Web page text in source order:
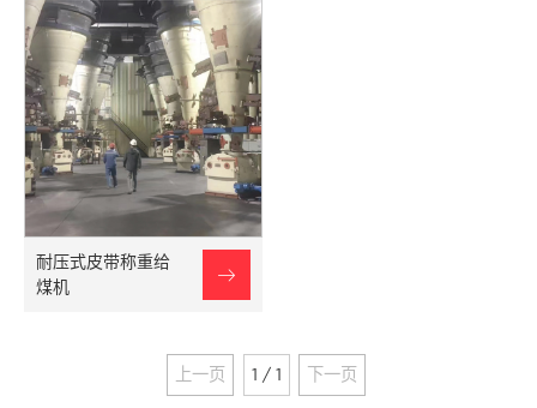
耐压式皮带称重给
煤机

上一页 1 / 1 下一页